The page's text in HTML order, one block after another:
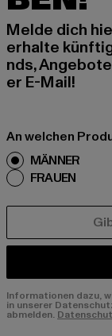
Melde dich
erhalte
nds,
er E-Mail!
An welchen
MÄNNER
FRAUEN
Informationen dazu,
in unserer
abmelden.